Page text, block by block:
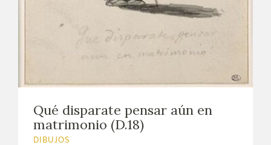
Qué disparate pensar aún en
matrimonio (D.18)
DIBUJOS